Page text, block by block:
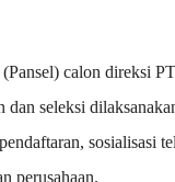
calon direksi
seleksi
sosialisasi
perusahaan.